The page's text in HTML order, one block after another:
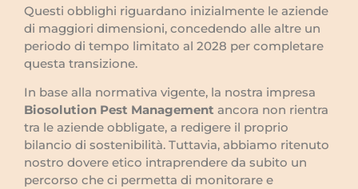
Questi obblighi riguardano inizialmente le aziende
di maggiori dimensioni, concedendo alle altre un
periodo di tempo limitato al 2028 per completare
questa transizione.
In base alla normativa vigente, la nostra impresa
Biosolution Pest Management ancora non rientra
tra le aziende obbligate, a redigere il proprio
bilancio di sostenibilità. Tuttavia, abbiamo ritenuto
nostro dovere etico intraprendere da subito un
percorso che ci permetta di monitorare e